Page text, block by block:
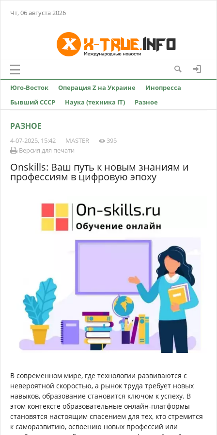
Чт, 06 августа 2026
Юго-Восток Операция Z на Украине
Инопресса
Бывший СССР
Наука (техника IT) Разное
РАЗНОЕ
4-07-2025, 15:42 MASTER
395
Версия для печати
Onskills: Ваш путь к новым знаниям и
профессиям в цифровую эпоху
В современном мире, где технологии развиваются с
невероятной скоростью, а рынок труда требует новых
навыков, образование становится ключом к успеху. В
этом контексте образовательные онлайн-платформы
становятся настоящим спасением для тех, кто стремится
к саморазвитию, освоению новых профессий или